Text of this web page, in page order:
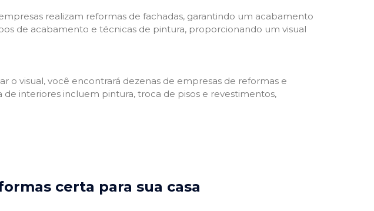
realizam reformas de fachadas, garantindo um acabamento
de acabamento e técnicas de pintura, proporcionando um visual
o visual, você encontrará dezenas de empresas de reformas e
interiores incluem pintura, troca de pisos e revestimentos,
certa para sua casa